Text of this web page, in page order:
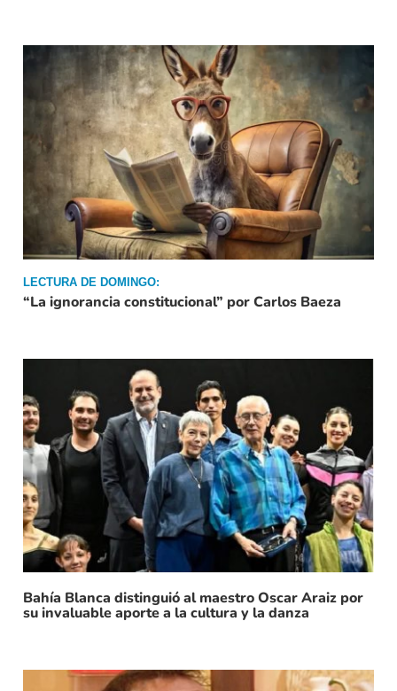
LECTURA DE DOMINGO:
“La ignorancia constitucional” por Carlos Baeza
Bahía Blanca distinguió al maestro Oscar Araiz por
su invaluable aporte a la cultura y la danza